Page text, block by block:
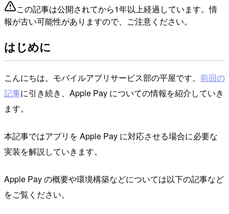
この記事は公開されてから1年以上経過しています。情
報が古い可能性がありますので、ご注意ください。
はじめに
こんにちは。モバイルアプリサービス部の平屋です。 前回の
記事に引き続き、Apple Pay についての情報を紹介していき
ます。
本記事ではアプリを Apple Pay に対応させる場合に必要な
実装を解説していきます。
Apple Pay の概要や環境構築などについては以下の記事など
をご覧ください。